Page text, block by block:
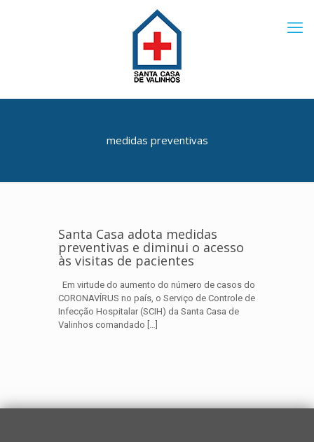
medidas preventivas
Santa Casa adota medidas
preventivas e diminui o acesso
às visitas de pacientes
Em virtude do aumento do número de casos do
CORONAVÍRUS no país, o Serviço de Controle de
Infecção Hospitalar (SCIH) da Santa Casa de
Valinhos comandado […]